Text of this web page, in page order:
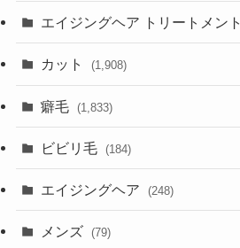
エイジングヘア トリートメント
カット (1,908)
癖毛 (1,833)
ビビリ毛 (184)
エイジングヘア (248)
メンズ (79)